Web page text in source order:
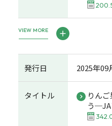
VIEW MORE
発行日 2025年09
タイトル
りん
う